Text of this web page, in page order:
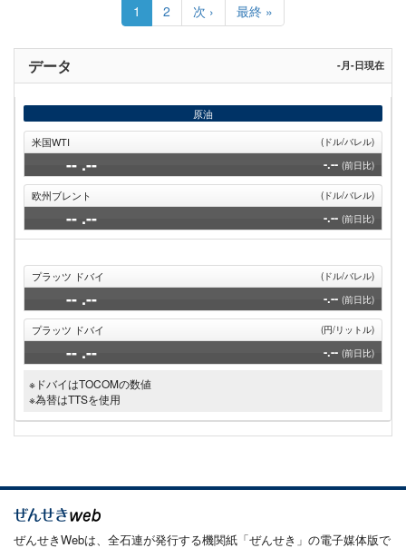
送
り
カ
レ
ン
ペ
1 Page
2
次
ペ
ー
次 ›
最
終
ペ
ジ
最終 »
データ -月-日現在
原油
米国WTI
(ドル/バレル)
-- .-- -.-- (前日比)
欧州ブレント (ドル/バレル)
-- .-- -.-- (前日比)
プラッツ ドバイ (ドル/バレル)
-- .-- -.-- (前日比)
プラッツ ドバイ (円/リットル)
-- .-- -.-- (前日比)
※ドバイはTOCOMの数値
※為替はTTSを使用
ぜんせきWebは、全石連が発行する機関紙「ぜんせき」の電子媒体版で